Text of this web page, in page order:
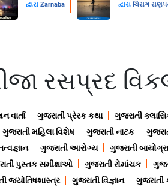
દ્વારા Zarnaba દ્વારા ચિરાગ
રસપ્રદ
વાર્તા ગુજરાતી પ્રેરક કથા ગુજરાતી
ગુજરાતી મહિલા વિશેષ ગુજરાતી નાટક
ગુજરાતી આરોગ્ય ગુજરાતી
પુસ્તક સમીક્ષાઓ ગુજરાતી રોમાંચક
જ્યોતિષશાસ્ત્ર ગુજરાતી વિજ્ઞાન